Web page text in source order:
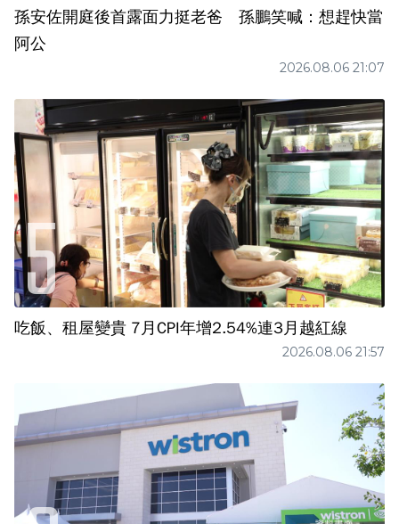
孫安佐開庭後首露面力挺老爸 孫鵬笑喊：想趕快當
阿公
2026.08.06 21:07
吃飯、租屋變貴 7月CPI年增2.54%連3月越紅線
2026.08.06 21:57